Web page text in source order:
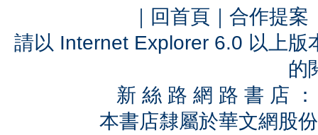
｜ 回首頁 ｜ 合作提案
請以 Internet Explorer 6.0 以上
的
新 絲 路 網 路 書 店
本書店隸屬於華文網股